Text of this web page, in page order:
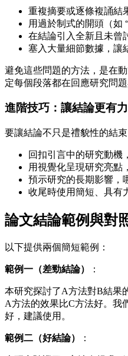
重複摘要或逐條複誦結
用過於制式的開頭（如
在結論引入全新且未曾
塞入大量細節數據，讓
避免這些問題的方法，是在
定每個段落都在回應研究問題
進階技巧：讓結論更有力
要讓結論不只是禮貌性的結
回扣引言中的研究動機
用視覺化呈現研究亮點
預示研究的長期影響，
收尾時使用簡短、具有
論文結論範例與對
以下提供兩個簡短範例：
範例一（差勁結論） ：
本研究探討了A方法對B結果
A方法的效果比C方法好。我
好，建議使用。
範例二（好結論） ：